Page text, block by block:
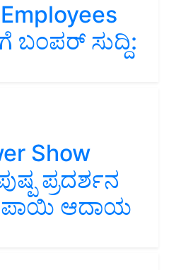
ಬಂಪರ್‌ ಸುದ್ದಿ:
Show
ಪ್ರದರ್ಶನ
ಆದಾಯ